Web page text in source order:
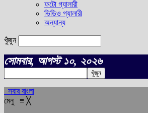
ফটো গ্যালারী
ভিডিও গ্যালারী
অন্যান্য
খুঁজুন
সোমবার, আগস্ট ১০, ২০২৬
সবার বাংলা
মেনু ≡ ╳